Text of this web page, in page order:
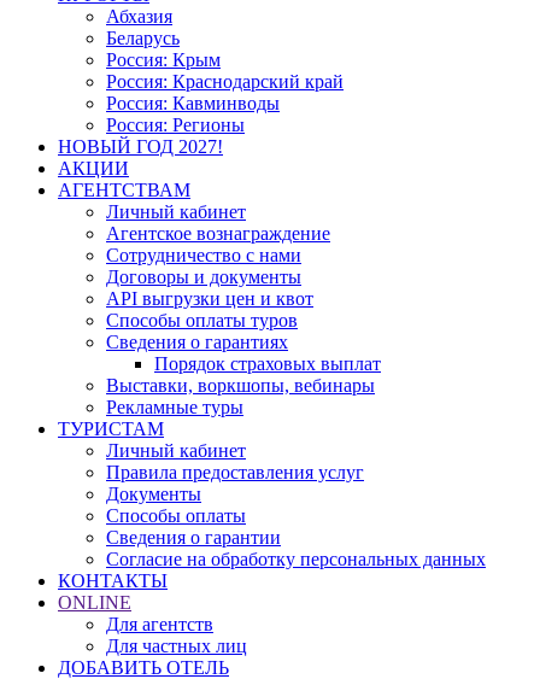
Абхазия
Беларусь
Россия: Крым
Россия: Краснодарский край
Россия: Кавминводы
Россия: Регионы
НОВЫЙ ГОД 2027!
АКЦИИ
АГЕНТСТВАМ
Личный кабинет
Агентское вознаграждение
Сотрудничество с нами
Договоры и документы
API выгрузки цен и квот
Способы оплаты туров
Сведения о гарантиях
Порядок страховых выплат
Выставки, воркшопы, вебинары
Рекламные туры
ТУРИСТАМ
Личный кабинет
Правила предоставления услуг
Документы
Способы оплаты
Сведения о гарантии
Согласие на обработку персональных данных
КОНТАКТЫ
ONLINE
Для агентств
Для частных лиц
ДОБАВИТЬ ОТЕЛЬ